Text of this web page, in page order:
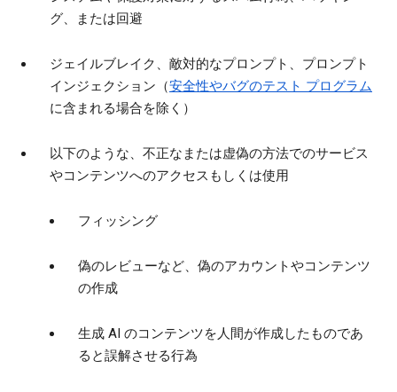
グ、または回避
ジェイルブレイク、敵対的なプロンプト、プロンプト
インジェクション（安全性やバグのテスト プログラム
に含まれる場合を除く）
以下のような、不正なまたは虚偽の方法でのサービス
やコンテンツへのアクセスもしくは使用
フィッシング
偽のレビューなど、偽のアカウントやコンテンツ
の作成
生成 AI のコンテンツを人間が作成したものであ
ると誤解させる行為